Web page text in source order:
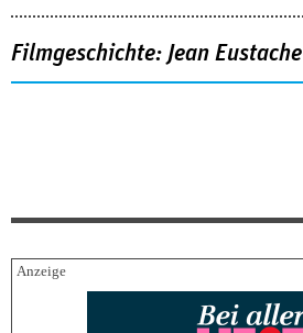
Filmgeschichte: Jean Eustache